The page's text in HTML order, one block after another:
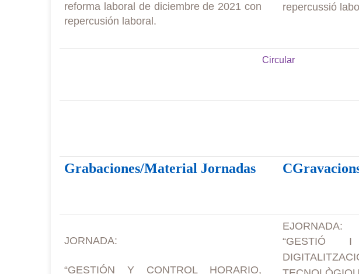
reforma laboral de diciembre de 2021 con
repercusión laboral.
repercussió
Circular
Grabaciones/Material Jornadas
JORNADA:
“GESTIÓN Y CONTROL HORARIO,
EJORNADA:
“GESTIÓ I